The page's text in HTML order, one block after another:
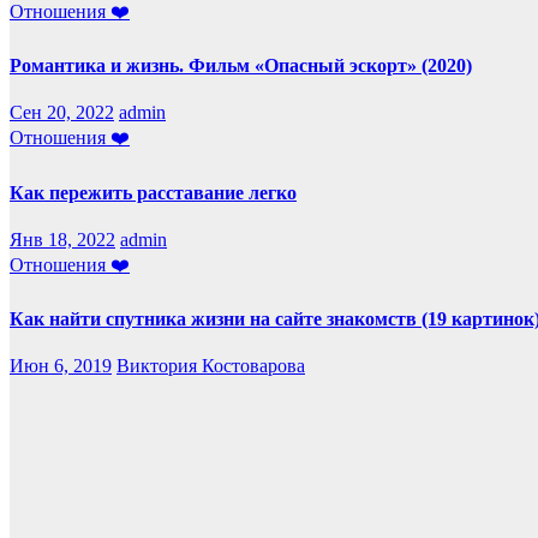
Отношения ❤️
Романтика и жизнь. Фильм «Опасный эскорт» (2020)
Сен 20, 2022 admin
Отношения ❤️
Как пережить расставание легко
Янв 18, 2022 admin
Отношения ❤️
Как найти спутника жизни на сайте знакомств (19
Июн 6, 2019 Виктория Костоварова